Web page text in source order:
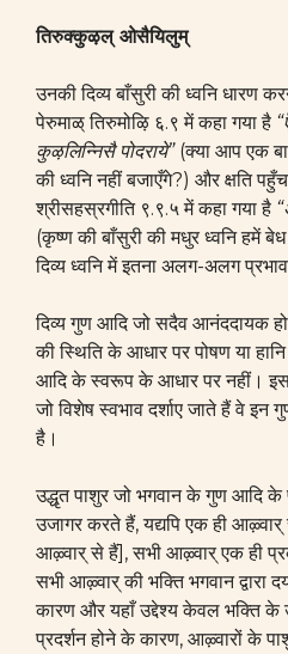
तिरुक्कुऴल् ओसैयिलुम्
उनकी दिव्य बाँसुरी की ध्वनि धारण
पेरुमाळ् तिरुमोऴि ६.९ में कहा गया है
कुऴलिन्निसै पोदराये”(क्या आप एक
की ध्वनि नहीं बजाएँगे?) और क्षति
श्रीसहस्रगीति ९.९.५ में कहा गया है
(कृष्ण की बाँसुरी की मधुर ध्वनि हमें
दिव्य ध्वनि में इतना अलग-अलग
दिव्य गुण आदि जो सदैव आनंददायक
की स्थिति के आधार पर पोषण या
आदि के स्वरूप के आधार पर नहीं।
जो विशेष स्वभाव दर्शाए जाते हैं वे इन
है।
उद्धृत पाशुर जो भगवान के गुण आदि
उजागर करते हैं, यद्यपि एक ही
आऴ्वार् से हैं], सभी आऴ्वार् एक ही
सभी आऴ्वार् की भक्ति भगवान द्वारा
कारण और यहाँ उद्देश्य केवल भक्ति के
प्रदर्शन होने के कारण, आऴ्वारों के